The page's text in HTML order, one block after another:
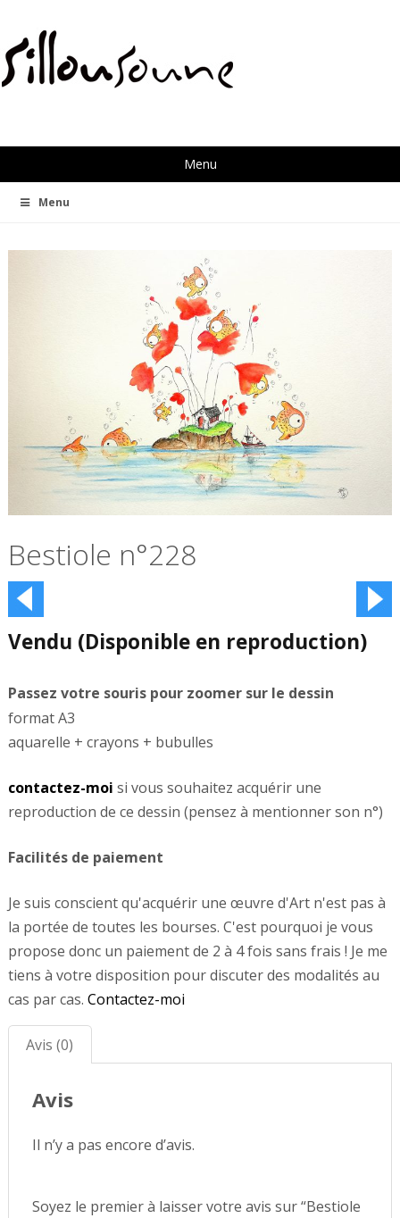
Menu
Menu
Bestiole n°228
Vendu (Disponible en reproduction)
format A3
aquarelle + crayons + bubulles
contactez-moi si vous souhaitez acquérir une
reproduction de ce dessin (pensez à mentionner son n°)
Facilités de paiement
Je suis conscient qu'acquérir une œuvre d'Art n'est pas à
la portée de toutes les bourses. C'est pourquoi je vous
propose donc un paiement de 2 à 4 fois sans frais ! Je me
tiens à votre disposition pour discuter des modalités au
cas par cas. Contactez-moi
Avis (0)
Avis
Il n’y a pas encore d’avis.
Soyez le premier à laisser votre avis sur “Bestiole